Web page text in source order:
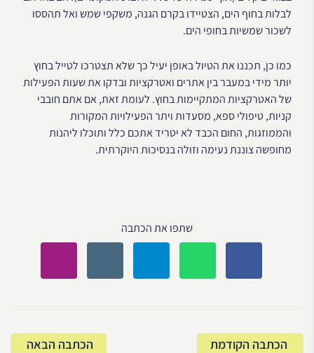
לבלות בחוף הים, הצטיידו בקרם הגנה, משקפי שמש ואל תהססו
לשכור שמשיות בחופי הים.
כמו כן, תכננו את הטיול באופן יעיל כך שלא תצטרכו לטייל בחוץ
יותר מידי במעבר בין אתרים ואטרקציות ובדקו את שעות הפעילות
של האטרקציות המתקיימות בחוץ. לעומת זאת, אם אתם חובבי
קניות, טיפולי ספא, מסעדות ויתר הפעילויות המקורות
והממוזגות, החום הכבד לא יטריד אתכם כלל ותוכלו ליהנות
מחופשה צוננת נעימה וזולה בנסיכות היוקרתית.
שתפו את הכתבה
הכתבה הקודמת הכתבה הבאה